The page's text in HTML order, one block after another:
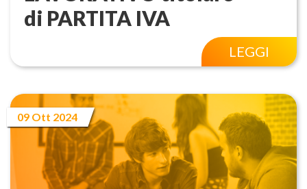
di PARTITA IVA
LEGGI
09 Ott 2024